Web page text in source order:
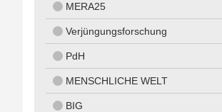
MERA25
Verjüngungsforschung
PdH
MENSCHLICHE WELT
BIG